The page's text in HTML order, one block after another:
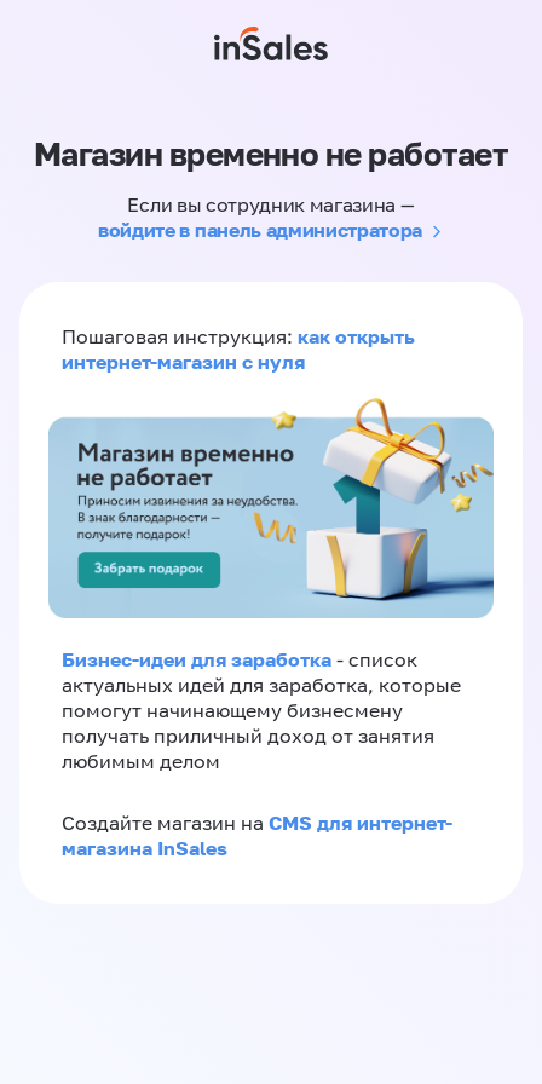
Магазин временно не работает
Если вы сотрудник магазина —
войдите в панель администратора
Пошаговая инструкция: как открыть
интернет-магазин с нуля
Бизнес-идеи для заработка - список
актуальных идей для заработка, которые
помогут начинающему бизнесмену
получать приличный доход от занятия
любимым делом
Создайте магазин на CMS для интернет-
магазина InSales